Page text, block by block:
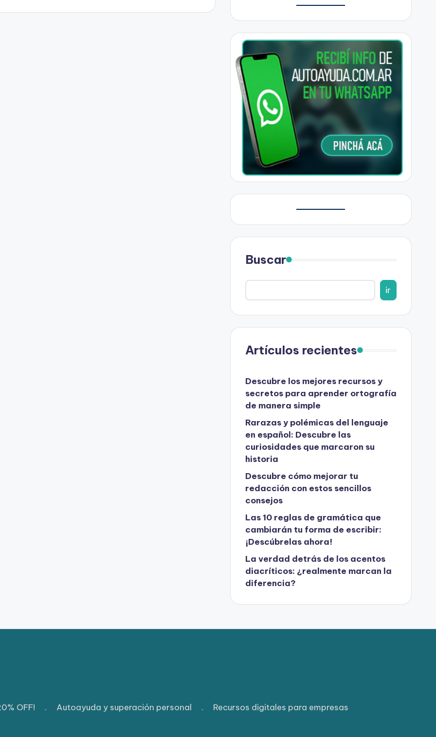
Buscar
ir
Artículos recientes
Descubre los mejores recursos y
secretos para aprender ortografía
de manera simple
Rarazas y polémicas del lenguaje
en español: Descubre las
curiosidades que marcaron su
historia
Descubre cómo mejorar tu
redacción con estos sencillos
consejos
Las 10 reglas de gramática que
cambiarán tu forma de escribir:
¡Descúbrelas ahora!
La verdad detrás de los acentos
diacríticos: ¿realmente marcan la
diferencia?
OFF! . Autoayuda y superación personal . Recursos digitales para empresas